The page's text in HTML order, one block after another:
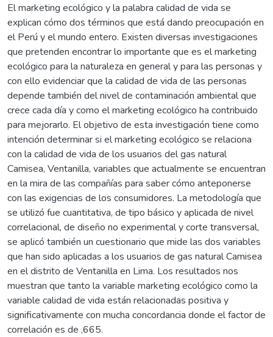
El marketing ecológico y la palabra calidad de vida se
explican cómo dos términos que está dando preocupación en
el Perú y el mundo entero. Existen diversas investigaciones
que pretenden encontrar lo importante que es el marketing
ecológico para la naturaleza en general y para las personas y
con ello evidenciar que la calidad de vida de las personas
depende también del nivel de contaminación ambiental que
crece cada día y como el marketing ecológico ha contribuido
para mejorarlo. El objetivo de esta investigación tiene como
intención determinar si el marketing ecológico se relaciona
con la calidad de vida de los usuarios del gas natural
Camisea, Ventanilla, variables que actualmente se encuentran
en la mira de las compañías para saber cómo anteponerse
con las exigencias de los consumidores. La metodología que
se utilizó fue cuantitativa, de tipo básico y aplicada de nivel
correlacional, de diseño no experimental y corte transversal,
se aplicó también un cuestionario que mide las dos variables
que han sido aplicadas a los usuarios de gas natural Camisea
en el distrito de Ventanilla en Lima. Los resultados nos
muestran que tanto la variable marketing ecológico como la
variable calidad de vida están relacionadas positiva y
significativamente con mucha concordancia donde el factor de
correlación es de ,665.